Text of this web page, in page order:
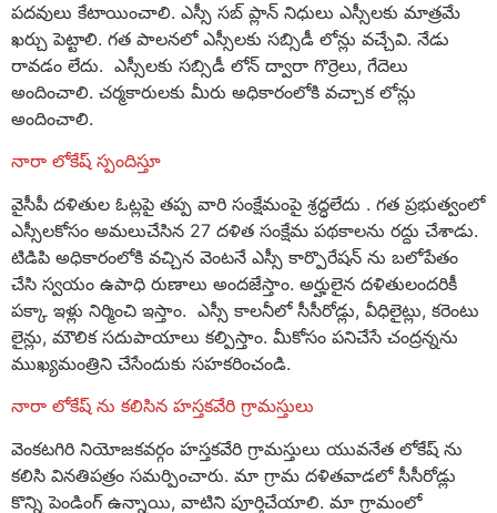
పదవులు కేటాయించాలి. ఎస్సీ సబ్ ప్లాన్ నిధులు ఎస్సీలకు మాత్రమే
ఖర్చు పెట్టాలి. గత పాలనలో ఎస్సీలకు సబ్సిడీ లోన్లు వచ్చేవి. నేడు
రావడం లేదు. ఎస్సీలకు సబ్సిడీ లోన్ ద్వారా గొర్రెలు, గేదెలు
అందించాలి. చర్మకారులకు మీరు అధికారంలోకి వచ్చాక లోన్లు
అందించాలి.
నారా లోకేష్ స్పందిస్తూ
వైసీపీ దళితుల ఓట్లపై తప్ప వారి సంక్షేమంపై శ్రద్ధలేదు . గత ప్రభుత్వంలో
ఎస్సీలకోసం అమలుచేసిన 27 దళిత సంక్షేమ పథకాలను రద్దు చేశాడు.
టిడిపి అధికారంలోకి వచ్చిన వెంటనే ఎస్సీ కార్పొరేషన్ ను బలోపేతం
చేసి స్వయం ఉపాధి రుణాలు అందజేస్తాం. అర్హులైన దళితులందరికీ
పక్కా ఇళ్లు నిర్మించి ఇస్తాం. ఎస్సీ కాలనీలో సీసీరోడ్లు, వీధిలైట్లు, కరెంటు
లైన్లు, మౌలిక సదుపాయాలు కల్పిస్తాం. మీకోసం పనిచేసే చంద్రన్నను
ముఖ్యమంత్రిని చేసేందుకు సహకరించండి.
నారా లోకేష్ ను కలిసిన హస్తకవేరి గ్రామస్తులు
వెంకటగిరి నియోజకవర్గం హస్తకవేరి గ్రామస్తులు యువనేత లోకేష్ ను
కలిసి వినతిపత్రం సమర్పించారు. మా గ్రామ దళితవాడలో సీసీరోడ్లు
కొన్ని పెండింగ్ ఉన్నాయి, వాటిని పూర్తిచేయాలి. మా గ్రామంలో